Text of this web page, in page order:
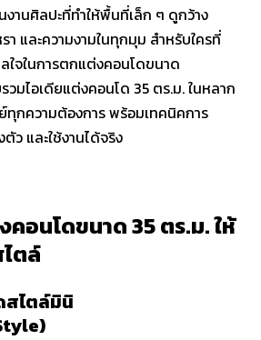
านศิลปะที่ทำให้พื้นที่เล็ก ๆ ดูกว้าง
า และความงามในทุกมุม สำหรับใครที่
ใจในการตกแต่งคอนโดขนาด
วมไอเดียแต่งคอนโด 35 ตร.ม. ในหลาก
กความต้องการ พร้อมเทคนิคการ
ว และใช้งานได้จริง
อนโดขนาด 35 ตร.ม. ให้
ตล์
สไตล์มินิ